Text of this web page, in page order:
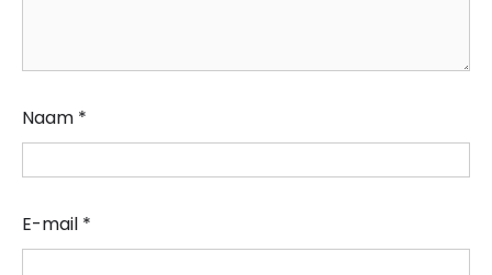
Naam *
E-mail *